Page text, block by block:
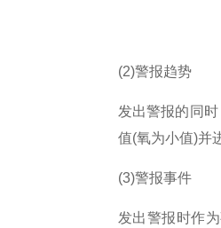
(2)警报趋势
发出警报的同
值(氧为小值)并
(3)警报事件
发出警报时作